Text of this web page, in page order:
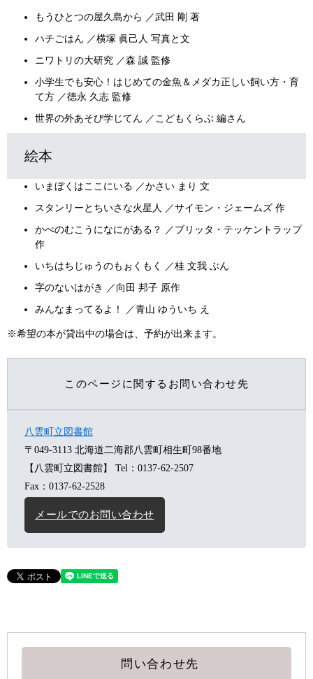
もうひとつの屋久島から ／武田 剛 著
ハチごはん ／横塚 眞己人 写真と文
ニワトリの大研究 ／森 誠 監修
小学生でも安心！はじめての金魚＆メダカ正しい飼い方・育
て方 ／徳永 久志 監修
世界の外あそび学じてん ／こどもくらぶ 編さん
絵本
いまぼくはここにいる ／かさい まり 文
スタンリーとちいさな火星人 ／サイモン・ジェームズ 作
かべのむこうになにがある？ ／ブリッタ・テッケントラップ
作
いちはちじゅうのもぉくもく ／桂 文我 ぶん
字のないはがき ／向田 邦子 原作
みんなまってるよ！ ／青山 ゆういち え
※希望の本が貸出中の場合は、予約が出来ます。
このページに関するお問い合わせ先
八雲町立図書館
〒049-3113 北海道二海郡八雲町相生町98番地
【八雲町立図書館】
Tel：0137-62-2507
Fax：0137-62-2528
メールでのお問い合わせ
問い合わせ先